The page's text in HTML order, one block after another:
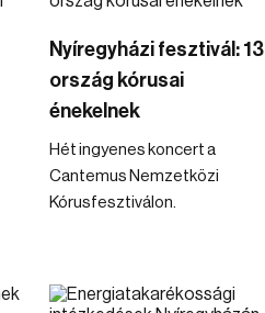
Nyíregyházi fesztivál: 13
ország kórusai
énekelnek
Hét ingyenes koncert a
Cantemus Nemzetközi
Kórusfesztiválon.